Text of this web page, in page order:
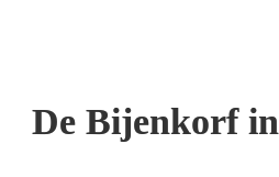
De Bijenkorf